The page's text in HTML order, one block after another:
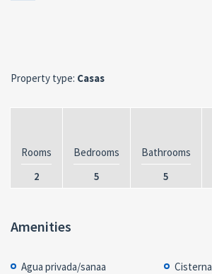
Property type: Casas
Rooms
2
Bedrooms
5
Bathrooms
5
Amenities
Agua privada/sanaa
Cisterna